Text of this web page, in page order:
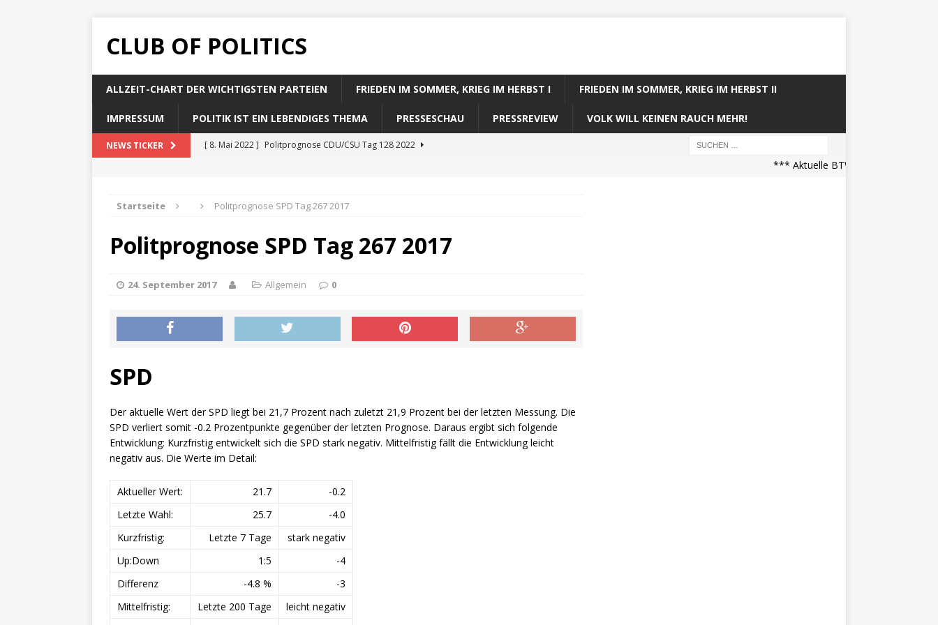
CLUB OF POLITICS
ALLZEIT-CHART DER WICHTIGSTEN PARTEIEN FRIEDEN IM SOMMER, KRIEG IM HERBST I FRIEDEN IM SOMMER, KRIEG IM HERBST II
IMPRESSUM POLITIK IST EIN LEBENDIGES THEMA PRESSESCHAU PRESSREVIEW VOLK WILL KEINEN RAUCH MEHR!
NEWS TICKER [ 8. Mai 2022 ] Politprognose CDU/CSU Tag 128 2022
[ 8. Mai 2022 ]
Politprognose Koalitionsrechner Tag 128 2022
*** Aktuelle BTW21 Prognose
Startseite Politprognose SPD Tag 267 2017
Politprognose SPD Tag 267 2017
24. September 2017 Allgemein 0
SPD
Der aktuelle Wert der SPD liegt bei 21,7 Prozent nach zuletzt 21,9 Prozent bei der letzten Messung. Die
SPD verliert somit -0.2 Prozentpunkte gegenüber der letzten Prognose. Daraus ergibt sich folgende
Entwicklung: Kurzfristig entwickelt sich die SPD stark negativ. Mittelfristig fällt die Entwicklung leicht
negativ aus. Die Werte im Detail:
Aktueller Wert: 21.7
-0.2
Letzte Wahl:
25.7
-4.0
Kurzfristig:
Letzte 7 Tage
stark negativ
Up:Down
1:5
-4
Differenz
-4.8 %
-3
Mittelfristig:
Letzte 200 Tage
leicht negativ